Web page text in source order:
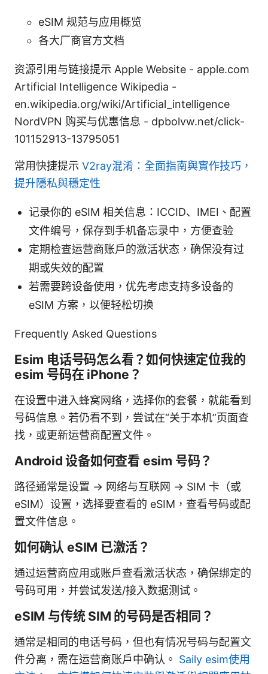
eSIM 规范与应用概览
各大厂商官方文档
资源引用与链接提示 Apple Website - apple.com
Artificial Intelligence Wikipedia -
en.wikipedia.org/wiki/Artificial_intelligence
NordVPN 购买与优惠信息 - dpbolvw.net/click-
101152913-13795051
常用快捷提示 V2ray混淆：全面指南與實作技巧，
提升隱私與穩定性
记录你的 eSIM 相关信息：ICCID、IMEI、配置
文件编号，保存到手机备忘录中，方便查验
定期检查运营商账户的激活状态，确保没有过
期或失效的配置
若需要跨设备使用，优先考虑支持多设备的
eSIM 方案，以便轻松切换
Frequently Asked Questions
Esim 电话号码怎么看？如何快速定位我的
esim 号码在 iPhone？
在设置中进入蜂窝网络，选择你的套餐，就能看到
号码信息。若仍看不到，尝试在“关于本机”页面查
找，或更新运营商配置文件。
Android 设备如何查看 esim 号码？
路径通常是设置 → 网络与互联网 → SIM 卡（或
eSIM）设置，选择要查看的 eSIM，查看号码或配
置文件信息。
如何确认 eSIM 已激活？
通过运营商应用或账户查看激活状态，确保绑定的
号码可用，并尝试发送/接入数据测试。
eSIM 与传统 SIM 的号码是否相同？
通常是相同的电话号码，但也有情况号码与配置文
件分离，需在运营商账户中确认。 Saily esim使用